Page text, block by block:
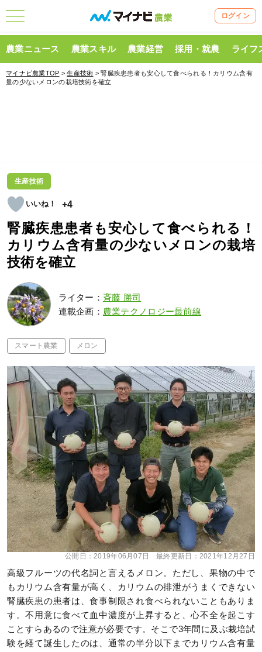
ログイン
農業ニュース 農業スキル 農業経営 採用・就農 ライフ
マイナビ農業TOP >生産技術 > 腎臓疾患患者も安心して食べられる！カリウム含有
量の少ないメロンの栽培技術を確立
生産技術
+4
腎臓疾患患者も安心して食べられる！
カリウム含有量の少ないメロンの栽培
技術を確立
ライター： 斉藤 勝司
連載企画： 農業テクノロジー最前線
スマート農業 メロン
公開日：2019年06月07日 最終更新日： 2021年12月27日
高級フルーツの代名詞と言えるメロン。ただし、果物の中で
もカリウム含有量が高く、カリウムの排泄がうまくできない
腎臓疾患の患者は、食事制限され食べられないこともありま
す。不用意に食べて血中濃度が上昇すると、心不全を起こす
ことすらあるので注意が必要です。そこで3年間に及ぶ栽培試
験を経て誕生したのは、通常の半分以下までカリウム含有量